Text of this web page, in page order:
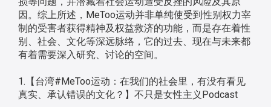
因。综上所述，MeToo运动并非单纯使受到性别权力宰
制的受害者获得精神及权益救济的功能，而是存在着性
别、社会、文化等深远脉络，它的过去、现在与未来都
有着需要深入研究、讨论的空间。
1.【台湾#MeToo运动：在我们的社会里，有没有看见
真实、承认错误的文化？】不只是女性主义Podcast